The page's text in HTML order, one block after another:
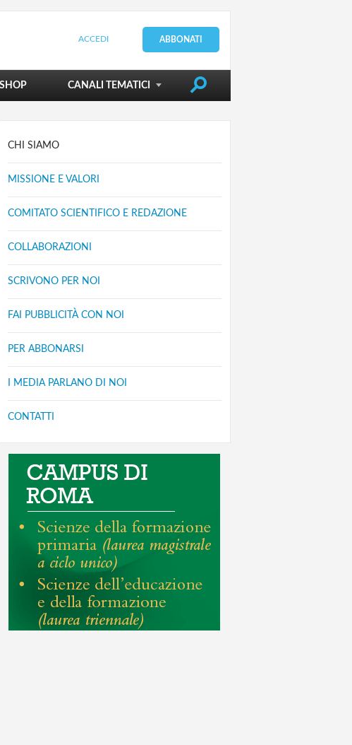
ACCEDI ABBONATI
DIRIGERE LA SCUOLA
SHOP CANALI TEMATICI
CHI SIAMO
MISSIONE E VALORI
COMITATO SCIENTIFICO E REDAZIONE
COLLABORAZIONI
SCRIVONO PER NOI
FAI PUBBLICITÀ CON NOI
PER ABBONARSI
I MEDIA PARLANO DI NOI
CONTATTI